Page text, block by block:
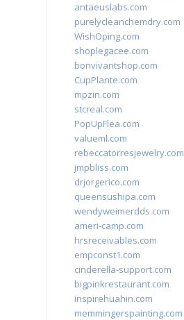
antaeuslabs.com
purelycleanchemdry.com
WishOping.com
shoplegacee.com
bonvivantshop.com
CupPlante.com
mpzin.com
stcreal.com
PopUpFlea.com
valueml.com
rebeccatorresjewelry.com
jmpbliss.com
drjorgerico.com
queensushipa.com
wendyweimerdds.com
ameri-camp.com
hrsreceivables.com
empconst1.com
cinderella-support.com
bigpinkrestaurant.com
inspirehuahin.com
memmingerspainting.com